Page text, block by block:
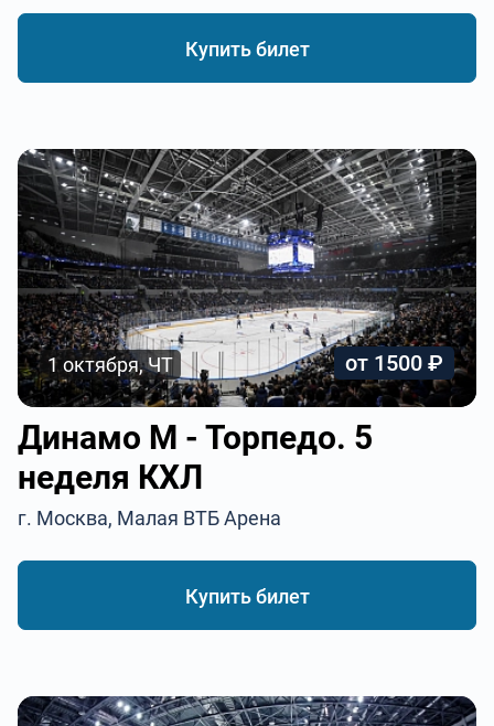
Купить билет
1 октября, ЧТ от 1500 ₽
Динамо М - Торпедо. 5
неделя КХЛ
г. Москва, Малая ВТБ Арена
Купить билет